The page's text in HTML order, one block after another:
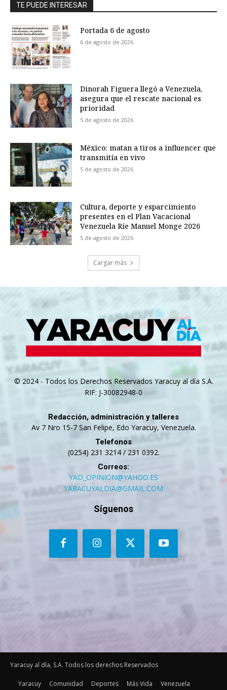
TE PUEDE INTERESAR
Portada 6 de agosto
6 de agosto de 2026
Dinorah Figuera llegó a Venezuela,
asegura que el rescate nacional es
prioridad
5 de agosto de 2026
México: matan a tiros a influencer que
transmitía en vivo
5 de agosto de 2026
Cultura, deporte y esparcimiento
presentes en el Plan Vacacional
Venezuela Ríe Manuel Monge 2026
5 de agosto de 2026
Cargar más
© 2024 - Todos los Derechos Reservados Yaracuy al día S.A.
RIF: J-30082948-0
Redacción, administración y talleres
Av 7 Nro 15-7 San Felipe, Edo Yaracuy, Venezuela.
Telefonos
(0254) 231 3214 / 231 0392.
Correos:
YAD_OPINION@YAHOO.ES
YARACUYALDIA@GMAIL.COM
Síguenos
Yaracuy al día, S.A. Todos los derechos Reservados
Yaracuy Comunidad Deportes Más Vida Venezuela